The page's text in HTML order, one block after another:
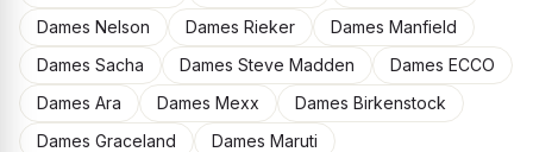
Dames Nelson
Dames Rieker
Dames Manfield
Dames Sacha
Dames Steve Madden
Dames ECCO
Dames Ara
Dames Mexx
Dames Birkenstock
Dames Graceland
Dames Maruti